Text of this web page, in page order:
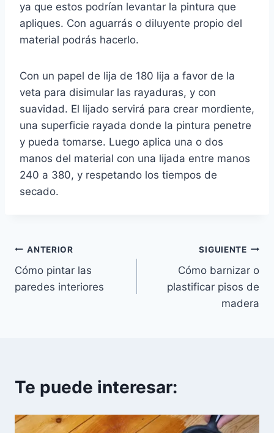
ya que estos podrían levantar la pintura que
apliques. Con aguarrás o diluyente propio del
material podrás hacerlo.
Con un papel de lija de 180 lija a favor de la
veta para disimular las rayaduras, y con
suavidad. El lijado servirá para crear mordiente,
una superficie rayada donde la pintura penetre
y pueda tomarse. Luego aplica una o dos
manos del material con una lijada entre manos
240 a 380, y respetando los tiempos de
secado.
Navegación
de
ANTERIOR
Cómo pintar las
paredes interiores
SIGUIENTE
Cómo barnizar o
plastificar pisos de
madera
Te puede interesar: